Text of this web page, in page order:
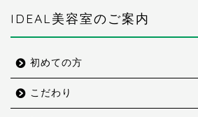
IDEAL美容室のご案内
初めての方
こだわり